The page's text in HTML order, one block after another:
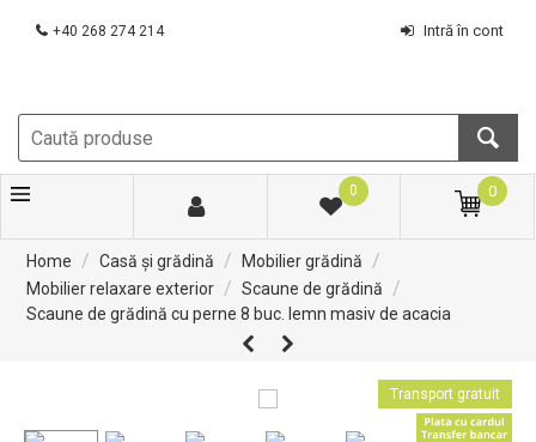
+40 268 274 214 Intră în cont
0 0
Home / Casă și grădină / Mobilier grădină /
Mobilier relaxare exterior / Scaune de grădină /
Scaune de grădină cu perne 8 buc. lemn masiv de acacia
Transport gratuit